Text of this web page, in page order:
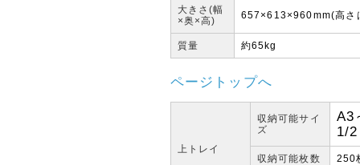
大きさ(幅
×奥×高)
657×613×960mm(高さ
質量 約65kg
ページトップへ
上トレイ
収納可能サイ
ズ
A3
1/2
収納可能枚数 250